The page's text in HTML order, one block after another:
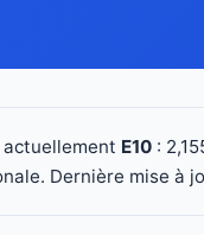
actuellement E10 :
Dernière mise à